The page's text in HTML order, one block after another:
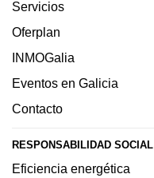
Servicios
Oferplan
INMOGalia
Eventos en Galicia
Contacto
RESPONSABILIDAD SOCIAL
Eficiencia energética